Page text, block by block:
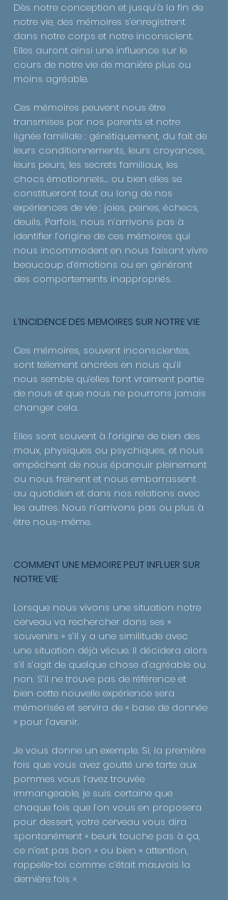
Dès notre conception et jusqu’à la fin de
notre vie, des mémoires s’enregistrent
dans notre corps et notre inconscient.
Elles auront ainsi une influence sur le
cours de notre vie de manière plus ou
moins agréable.
Ces mémoires peuvent nous être
transmises par nos parents et notre
lignée familiale : génétiquement, du fait de
leurs conditionnements, leurs croyances,
leurs peurs, les secrets familiaux, les
chocs émotionnels… ou bien elles se
constitueront tout au long de nos
expériences de vie : joies, peines, échecs,
deuils. Parfois, nous n’arrivons pas à
identifier l’origine de ces mémoires qui
nous incommodent en nous faisant vivre
beaucoup d’émotions ou en générant
des comportements inappropriés.
L’INCIDENCE DES MEMOIRES SUR NOTRE VIE
Ces mémoires, souvent inconscientes,
sont tellement ancrées en nous qu’il
nous semble qu’elles font vraiment partie
de nous et que nous ne pourrons jamais
changer cela.
Elles sont souvent à l’origine de bien des
maux, physiques ou psychiques, et nous
empêchent de nous épanouir pleinement
ou nous freinent et nous embarrassent
au quotidien et dans nos relations avec
les autres. Nous n’arrivons pas ou plus à
être nous-même.
COMMENT UNE MEMOIRE PEUT INFLUER SUR
NOTRE VIE
Lorsque nous vivons une situation notre
cerveau va rechercher dans ses «
souvenirs » s’il y a une similitude avec
une situation déjà vécue. Il décidera alors
s’il s’agit de quelque chose d’agréable ou
non. S’il ne trouve pas de référence et
bien cette nouvelle expérience sera
mémorisée et servira de « base de donnée
» pour l’avenir.
Je vous donne un exemple. Si, la première
fois que vous avez goutté une tarte aux
pommes vous l’avez trouvée
immangeable, je suis certaine que
chaque fois que l’on vous en proposera
pour dessert, votre cerveau vous dira
spontanément « beurk touche pas à ça,
ce n’est pas bon » ou bien « attention,
rappelle-toi comme c’était mauvais la
dernière fois ».